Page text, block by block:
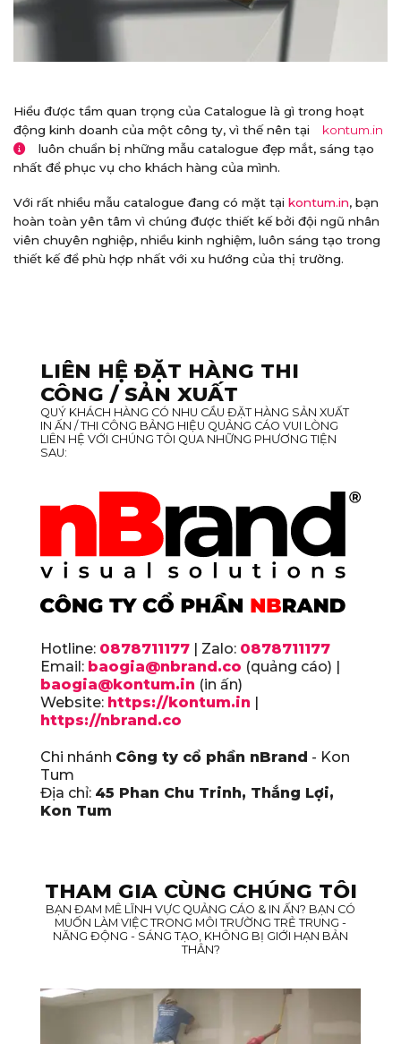
Hiểu được tầm quan trọng của Catalogue là gì trong hoạt
động kinh doanh của một công ty, vì thế nên tại
kontum.in
luôn chuẩn bị những mẫu catalogue đẹp mắt, sáng tạo
nhất để phục vụ cho khách hàng của mình.
Với rất nhiều mẫu catalogue đang có mặt tại kontum.in, bạn
hoàn toàn yên tâm vì chúng được thiết kế bởi đội ngũ nhân
viên chuyên nghiệp, nhiều kinh nghiệm, luôn sáng tạo trong
thiết kế để phù hợp nhất với xu hướng của thị trường.
LIÊN HỆ ĐẶT HÀNG THI
CÔNG / SẢN XUẤT
QUÝ KHÁCH HÀNG CÓ NHU CẦU ĐẶT HÀNG SẢN XUẤT
IN ẤN / THI CÔNG BẢNG HIỆU QUẢNG CÁO VUI LÒNG
LIÊN HỆ VỚI CHÚNG TÔI QUA NHỮNG PHƯƠNG TIỆN
SAU:
Hotline: 0878711177 | Zalo: 0878711177
Email: baogia@nbrand.co (quảng cáo) |
baogia@kontum.in (in ấn)
Website: https://kontum.in
https://nbrand.co
Chi nhánh Công ty cổ phần nBrand - Kon
Tum
Địa chỉ: 45 Phan Chu Trinh, Thắng Lợi,
Kon Tum
THAM GIA CÙNG CHÚNG TÔI
BẠN ĐAM MÊ LĨNH VỰC QUẢNG CÁO & IN ẤN? BẠN CÓ
MUỐN LÀM VIỆC TRONG MÔI TRƯỜNG TRẺ TRUNG -
NĂNG ĐỘNG - SÁNG TẠO, KHÔNG BỊ GIỚI HẠN BẢN
THÂN?